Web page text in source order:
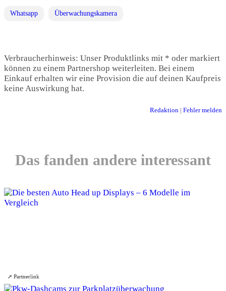
➚ Partnerlink
➚ Partnerlink
➚ Partnerlink
Whatsapp Überwachungskamera
Verbraucherhinweis: Unser Produktlinks mit * oder markiert
können zu einem Partnershop weiterleiten. Bei einem
Einkauf erhalten wir eine Provision die auf deinen Kaufpreis
keine Auswirkung hat.
Redaktion | Fehler melden
Das fanden andere interessant